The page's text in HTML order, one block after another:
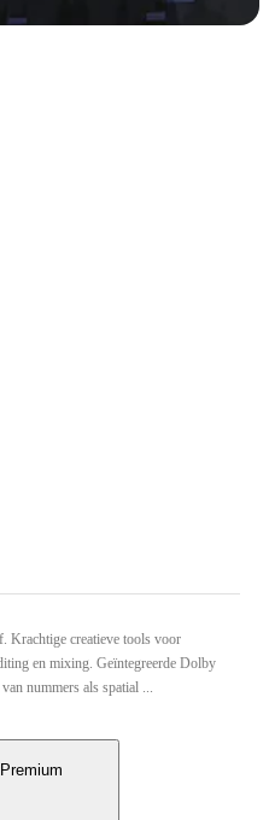
Krachtige creatieve tools voor
en mixing. Geïntegreerde Dolby
nummers als spatial ...
Premium